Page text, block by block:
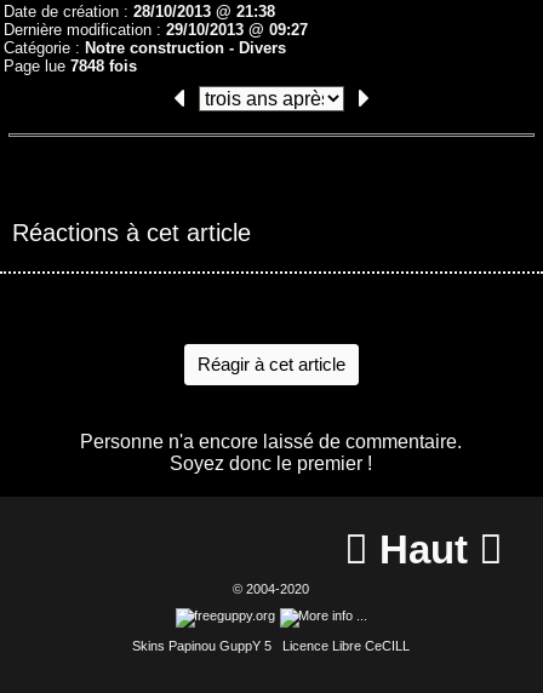
Date de création :28/10/2013 @ 21:38
Dernière modification :29/10/2013 @ 09:27
Catégorie : Notre construction - Divers
Page lue7848 fois
Réactions à cet article
Réagir à cet article
Personne n'a encore laissé de commentaire.
Soyez donc le premier !
 Haut 
© 2004-2020
Skins Papinou GuppY 5 Licence Libre CeCILL